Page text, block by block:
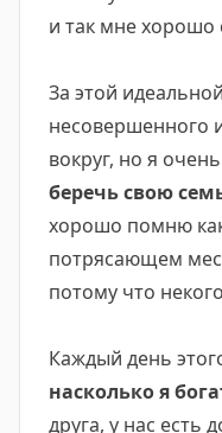
и так мне хорошо
За этой
несовершенного
вокруг, но я
беречь свою
хорошо помню
потрясающем
потому что
Каждый день
насколько я
друга, у нас